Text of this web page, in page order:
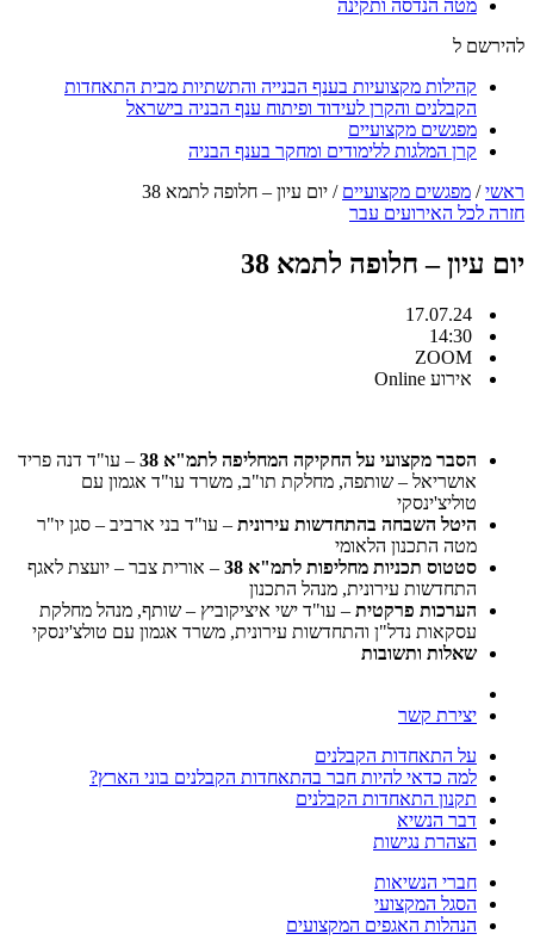
מטה הנדסה ותקינה
להירשם ל
קהילות מקצועיות בענף הבנייה והתשתיות מבית התאחדות
הקבלנים והקרן לעידוד ופיתוח ענף הבניה בישראל
מפגשים מקצועיים
קרן המלגות ללימודים ומחקר בענף הבניה
ראשי/ מפגשים מקצועיים / יום עיון – חלופה לתמא 38
חזרה לכל האירועים עבר
יום עיון – חלופה לתמא 38
17.07.24
14:30
ZOOM
אירוע Online
הסבר מקצועי על החקיקה המחליפה לתמ"א 38
– עו"ד דנה פריד
אושריאל – שותפה, מחלקת תו"ב, משרד עו"ד אגמון עם
טוליצ'ינסקי
היטל השבחה בהתחדשות עירונית – עו"ד בני ארביב – סגן יו"ר
מטה התכנון הלאומי
סטטוס תכניות מחליפות לתמ"א 38
– אורית צבר – יועצת לאגף
התחדשות עירונית, מנהל התכנון
הערכות פרקטית – עו"ד ישי איציקוביץ – שותף, מנהל מחלקת
עסקאות נדל"ן והתחדשות עירונית, משרד אגמון עם טולצ'ינסקי
שאלות ותשובות
יצירת קשר
על התאחדות הקבלנים
למה כדאי להיות חבר בהתאחדות הקבלנים בוני הארץ?
תקנון התאחדות הקבלנים
דבר הנשיא
הצהרת נגישות
חברי הנשיאות
הסגל המקצועי
הנהלות האגפים המקצועים